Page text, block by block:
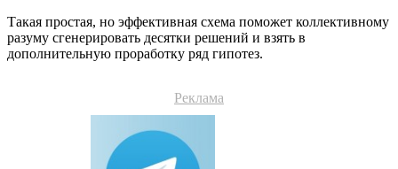
Такая простая, но эффективная схема поможет коллективному
разуму сгенерировать десятки решений и взять в
дополнительную проработку ряд гипотез.
Реклама